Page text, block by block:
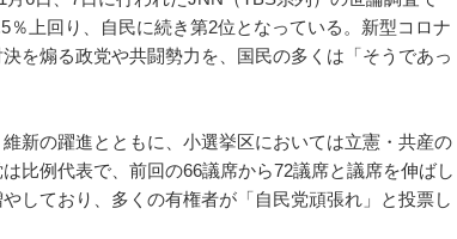
上回り、自民に続き第2位となっている。新型コロナ
を煽る政党や共闘勢力を、国民の多くは「そうであっ
新の躍進とともに、小選挙区においては立憲・共産の
比例代表で、前回の66議席から72議席と議席を伸ばし
しており、多くの有権者が「自民党頑張れ」と投票し